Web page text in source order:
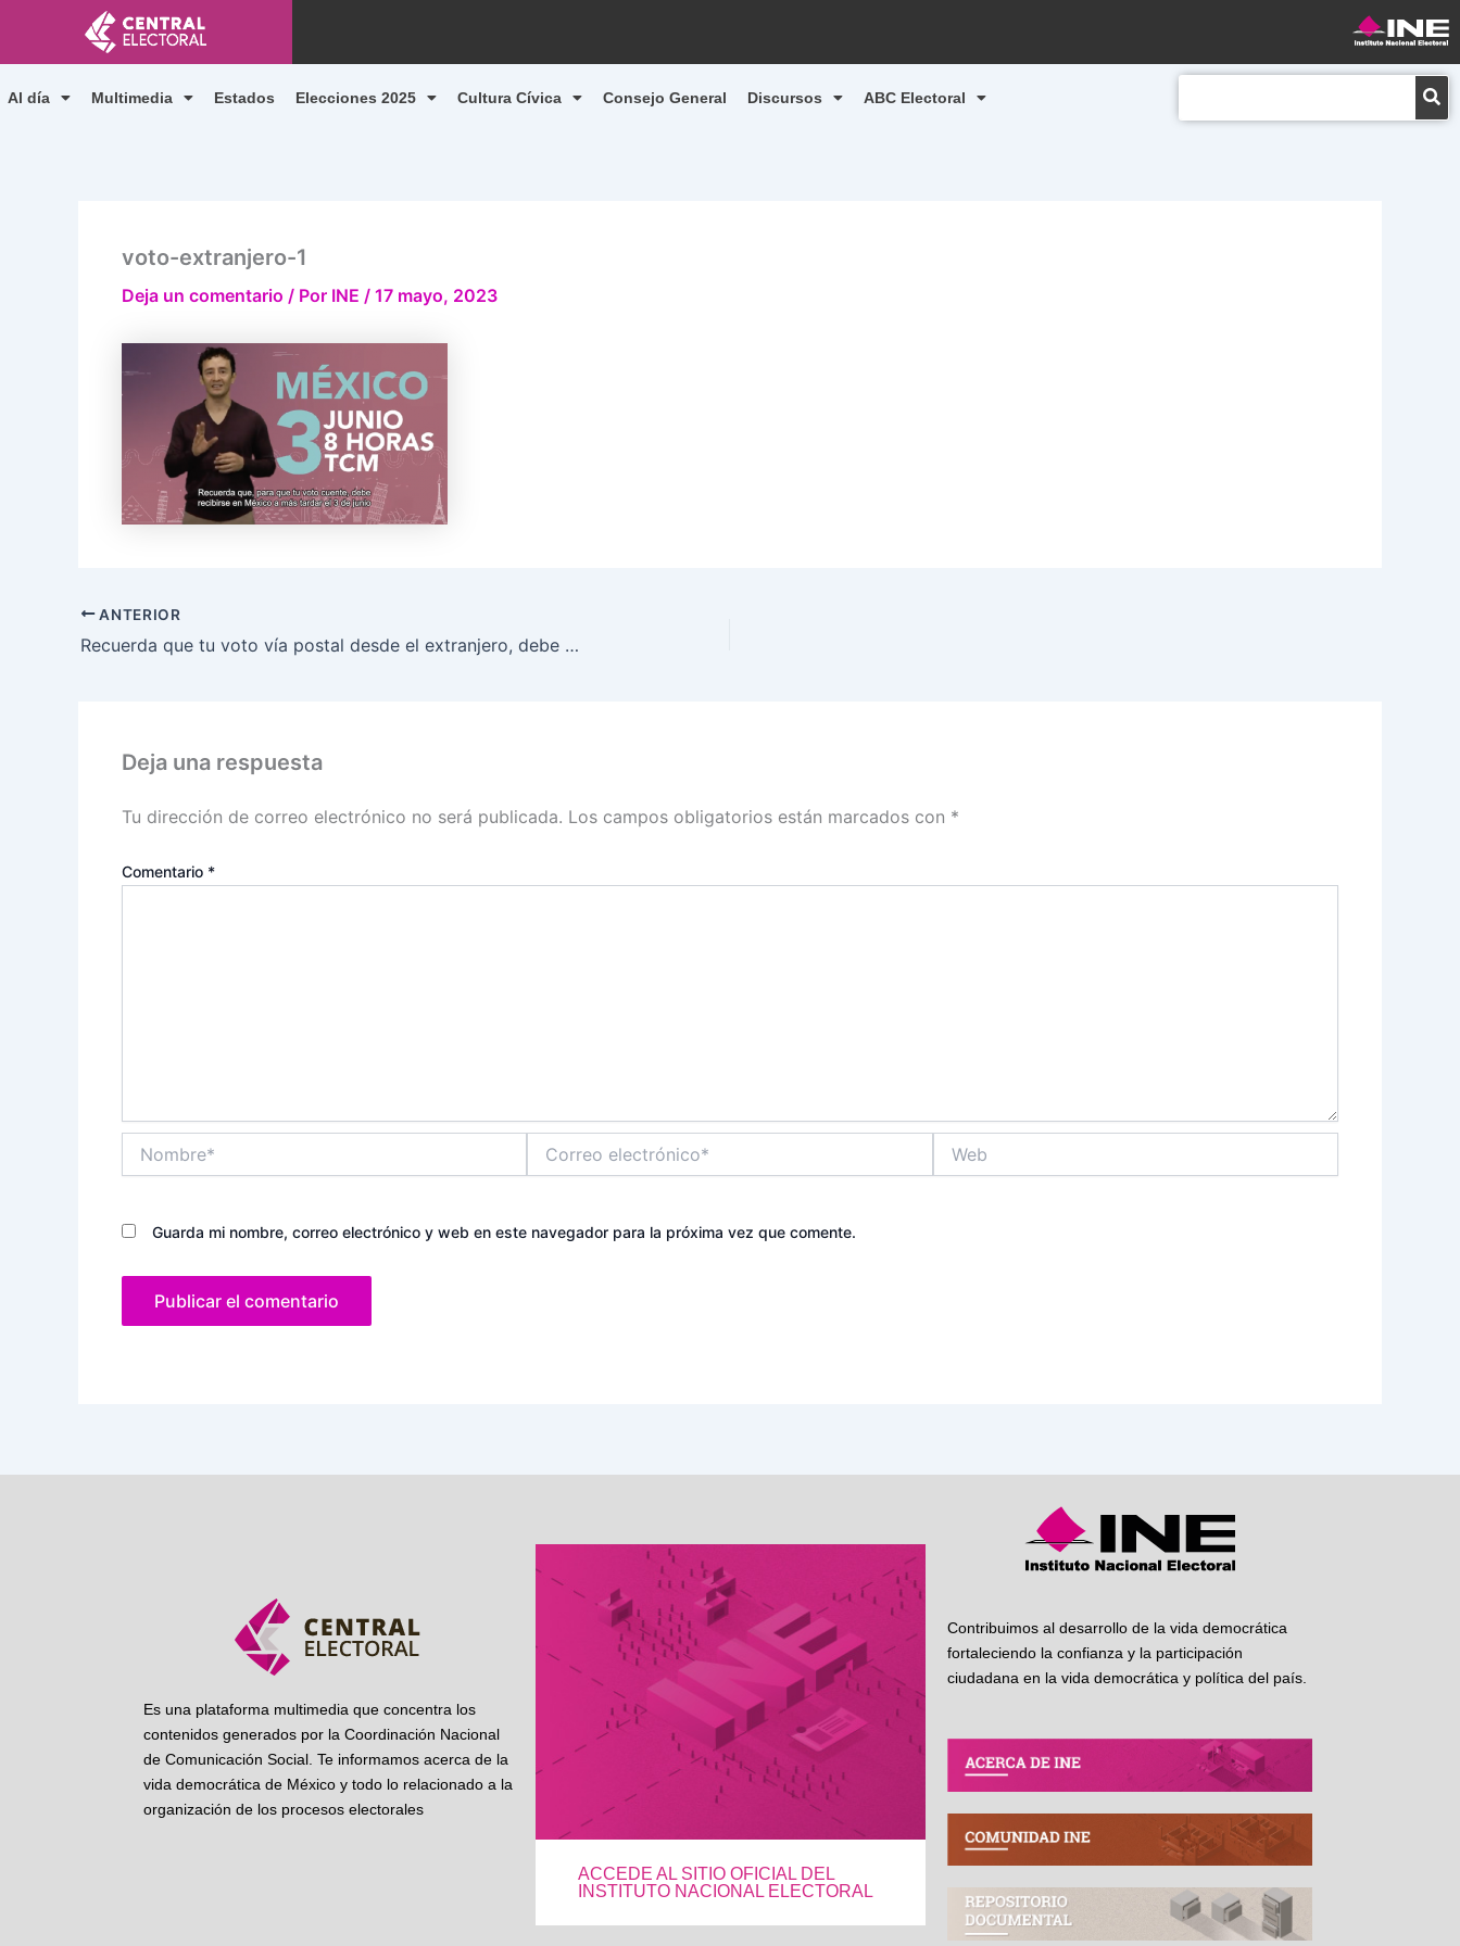
contenido
Al día Multimedia Estados Elecciones 2025 Cultura Cívica Consejo General Discursos ABC Electoral
voto-extranjero-1
Deja un comentario / Por INE / 17 mayo, 2023
ANTERIOR
Recuerda que tu voto vía postal desde el extranjero, debe recibirse a más tardar el 3 de junio
Deja una respuesta
Tu dirección de correo electrónico no será publicada. Los campos obligatorios están marcados con *
Comentario *
electrónico*
Guarda mi nombre, correo electrónico y web en este navegador para la próxima vez que comente.
Es una plataforma multimedia que concentra los
contenidos generados por la Coordinación Nacional
de Comunicación Social. Te informamos acerca de la
vida democrática de México y todo lo relacionado a la
organización de los procesos electorales
ACCEDE AL SITIO OFICIAL DEL
INSTITUTO NACIONAL ELECTORAL
Contribuimos al desarrollo de la vida democrática
fortaleciendo la confianza y la participación
ciudadana en la vida democrática y política del país.